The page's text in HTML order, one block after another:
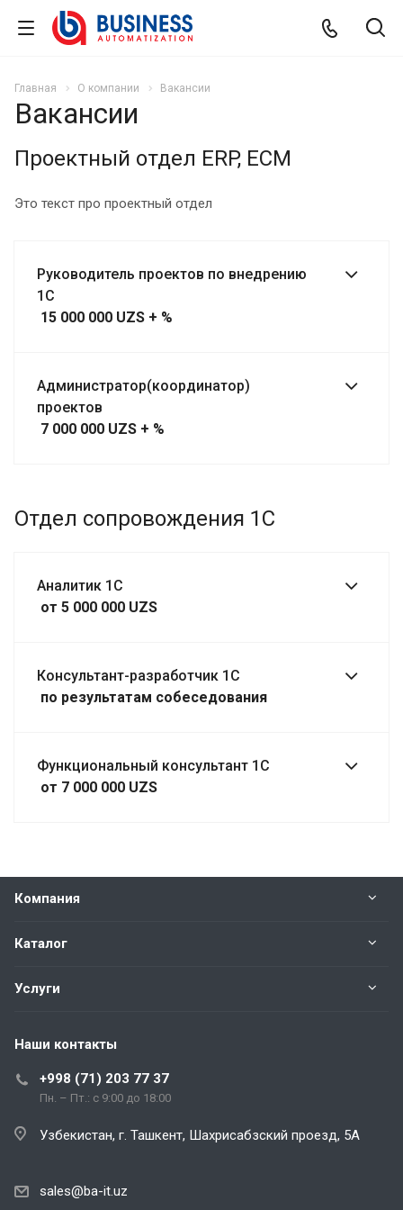
Главная О компании Вакансии
Вакансии
Проектный отдел ERP, ECM
Это текст про проектный отдел
Руководитель проектов по внедрению
1С
15 000 000 UZS + %
Администратор(координатор)
проектов
7 000 000 UZS + %
Отдел сопровождения 1С
Аналитик 1С
от 5 000 000 UZS
Консультант-разработчик 1С
по результатам собеседования
Функциональный консультант 1С
от 7 000 000 UZS
Компания
Каталог
Услуги
Наши контакты
+998 (71) 203 77 37
Пн. – Пт.: с 9:00 до 18:00
Узбекистан, г. Ташкент, Шахрисабзский проезд, 5А
sales@ba-it.uz